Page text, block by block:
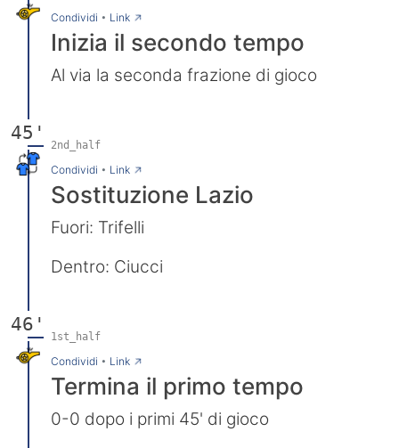
Condividi • Link→
Inizia il secondo tempo
Al via la seconda frazione di gioco
45'
2nd_half
Condividi • Link→
Sostituzione Lazio
Fuori: Trifelli
Dentro: Ciucci
46'
1st_half
Condividi • Link→
Termina il primo tempo
0-0 dopo i primi 45' di gioco